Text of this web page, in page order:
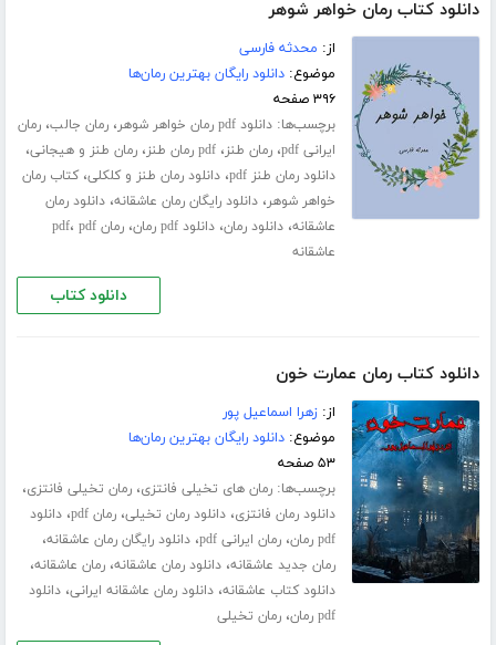
دانلود کتاب رمان خواهر شوهر
از: محدثه فارسی
موضوع:دانلود رایگان بهترین رمان‌ها
۳۹۶ صفحه
برچسب‌ها:دانلود pdf رمان خواهر شوهر ،رمان جالب،رمان
ایرانی pdf
،رمان طنز،pdf رمان طنز ،رمان طنز و هیجانی،
دانلود رمان طنز pdf ،دانلود رمان طنز و کلکلی،کتاب رمان
خواهر شوهر،دانلود رایگان رمان عاشقانه،دانلود رمان
عاشقانه،دانلود رمان،دانلود pdf رمان ،رمان pdf ، pdf
عاشقانه
دانلود کتاب
دانلود کتاب رمان عمارت خون
از:زهرا اسماعیل پور
موضوع:دانلود رایگان بهترین رمان‌ها
۵۳ صفحه
برچسب‌ها:رمان های تخیلی فانتزی،رمان تخیلی فانتزی،
دانلود رمان فانتزی،دانلود رمان تخیلی،رمان pdf ،دانلود
pdf رمان
،رمان ایرانی pdf ،دانلود رایگان رمان عاشقانه،
رمان جدید عاشقانه،دانلود رمان عاشقانه،رمان عاشقانه،
دانلود کتاب عاشقانه،دانلود رمان عاشقانه ایرانی،دانلود
pdf رمان
،رمان تخیلی